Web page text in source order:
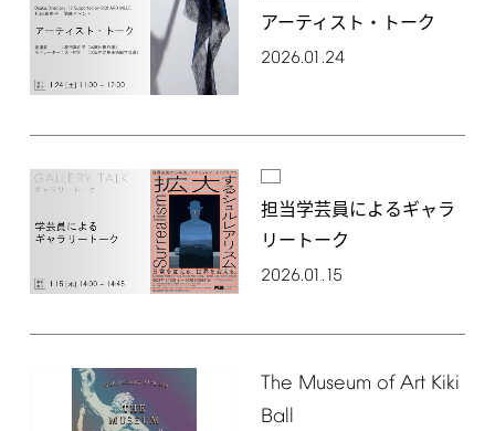
アーティスト・トーク
2026.01.24
担当学芸員によるギャラ
リートーク
2026.01.15
The Museum of Art Kiki
Ball